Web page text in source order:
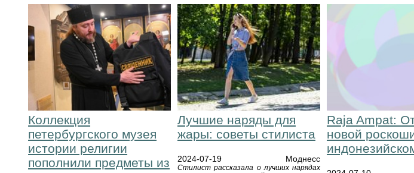
Коллекция
петербургского музея
истории религии
пополнили предметы из
Лучшие наряды для
жары: советы стилиста
2024-07-19 Моднесс
Стилист рассказала о лучших нарядах
Raja Ampat:
новой